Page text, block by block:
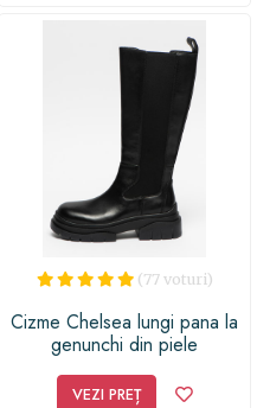
(77 voturi)
Cizme Chelsea lungi pana la
genunchi din piele
VEZI PREȚ